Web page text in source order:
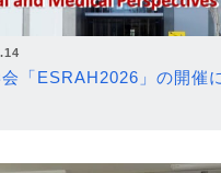
「ESRAH2026」の開催